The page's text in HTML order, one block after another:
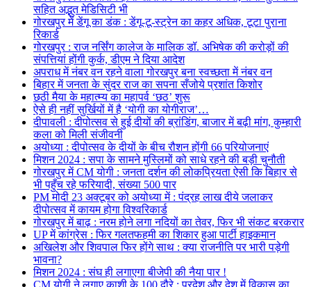
सहित अद्भुत मेडिसिटी भी
गोरखपुर में डेंगू का डंक : डेंगू-टू-स्ट्रेन का कहर अधिक, टूटा पुराना
रिकार्ड
गोरखपुर : राज नर्सिंग कालेज के मालिक डॉ. अभिषेक की करोड़ों की
संपत्तियां होंगी कुर्क, डीएम ने दिया आदेश
अपराध में नंबर वन रहने वाला गोरखपुर बना स्वच्छता में नंबर वन
बिहार में जनता के सुंदर राज का सपना सँजोये प्रशांत किशोर
छठी मैया के महात्म्य का महापर्व ‘छठ’ शुरू
ऐसे ही नहीं सुर्खियों में है ‘योगी का योगीराज’…
दीपावली : दीपोत्सव से हुई दीयों की ब्रांडिंग, बाजार में बढ़ी मांग, कुम्हारी
कला को मिली संजीवनी
अयोध्या : दीपोत्सव के दीयों के बीच रौशन होंगी 66 परियोजनाएं
मिशन 2024 : सपा के सामने मुस्लिमों को साधे रहने की बड़ी चुनौती
गोरखपुर में CM योगी : जनता दर्शन की लोकप्रियता ऐसी कि बिहार से
भी पहुँच रहे फरियादी, संख्या 500 पार
PM मोदी 23 अक्टूबर को अयोध्या में : पंद्रह लाख दीये जलाकर
दीपोत्सव में कायम होगा विश्वरिकार्ड
गोरखपुर में बाढ़ : नरम होने लगा नदियों का तेवर, फिर भी संकट बरकरार
UP में कांग्रेस : फिर गलतफहमी का शिकार हुआ पार्टी हाइकमान
अखिलेश और शिवपाल फिर होंगे साथ : क्या राजनीति पर भारी पड़ेगी
भावना?
मिशन 2024 : संघ ही लगाएगा बीजेपी की नैया पार !
CM योगी ने लगाए काशी के 100 दौरे : प्रदेश और देश में विकास का